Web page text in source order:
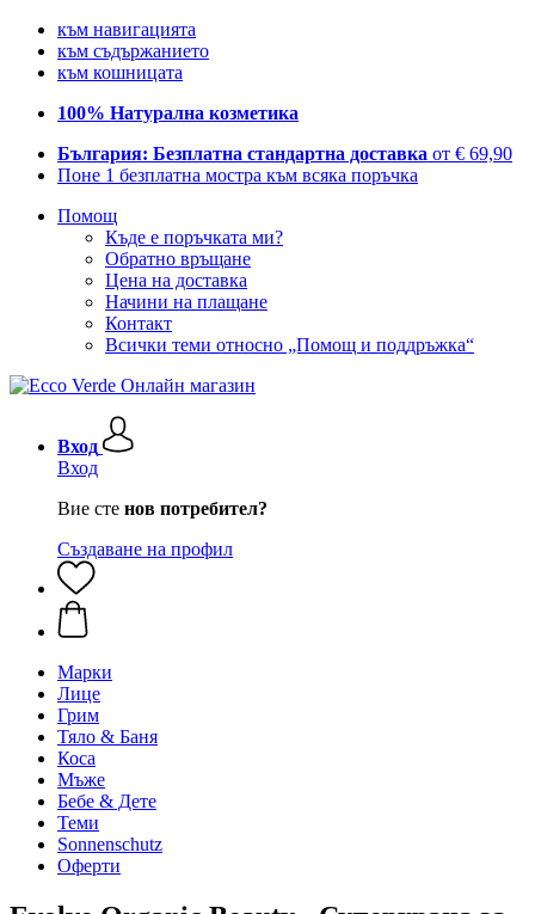
към навигацията
към съдържанието
към кошницата
100% Натурална козметика
България: Безплатна стандартна доставка от € 69,90
Поне 1 безплатна мостра към всяка поръчка
Помощ
Къде е поръчката ми?
Обратно връщане
Цена на доставка
Начини на плащане
Контакт
Всички теми относно „Помощ и поддръжка“
Вход
Вход
Вие сте нов потребител?
Създаване на профил
Марки
Лице
Грим
Тяло & Баня
Коса
Мъже
Бебе & Дете
Теми
Sonnenschutz
Оферти